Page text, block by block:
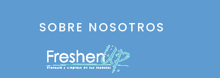
SOBRE NOSOTROS